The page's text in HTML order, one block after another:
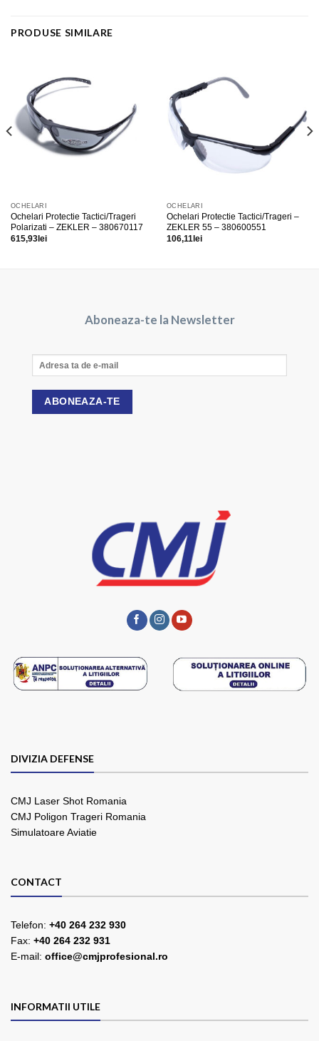
PRODUSE SIMILARE
OCHELARI
Ochelari Protectie Tactici/Trageri
Polarizati – ZEKLER – 380670117
615,93lei
OCHELARI
Ochelari Protectie Tactici/Trageri –
ZEKLER 55 – 380600551
106,11lei
Aboneaza-te la Newsletter
DIVIZIA DEFENSE
CMJ Laser Shot Romania
CMJ Poligon Trageri Romania
Simulatoare Aviatie
CONTACT
Telefon: +40 264 232 930
Fax: +40 264 232 931
E-mail: office@cmjprofesional.ro
INFORMATII UTILE